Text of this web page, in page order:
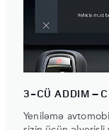
3-CÜ ADDIM –
Yeniləmə